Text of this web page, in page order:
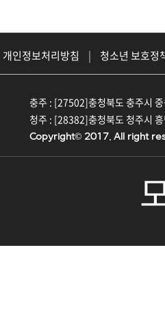
개인정보처리방침 |
청소년 보호정
충주 : [27502]충청북도 충주시
청주 : [28382]충청북도 청주시
Copyright© 2017. All right